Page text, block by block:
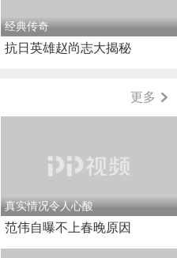
经典传奇
抗日英雄赵尚志大揭秘
更多
真实情况令人心酸
范伟自曝不上春晚原因